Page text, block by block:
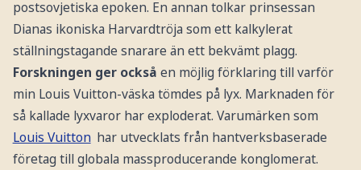
postsovjetiska epoken. En annan tolkar prinsessan
Dianas ikoniska Harvardtröja som ett kalkylerat
ställningstagande snarare än ett bekvämt plagg.
Forskningen ger också en möjlig förklaring till varför
min Louis Vuitton-väska tömdes på lyx. Marknaden för
så kallade lyxvaror har exploderat. Varumärken som
Louis Vuitton har utvecklats från hantverksbaserade
företag till globala massproducerande konglomerat.